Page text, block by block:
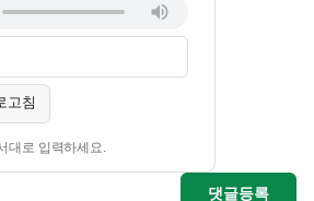
고침
대로 입력하세요.
댓글등록